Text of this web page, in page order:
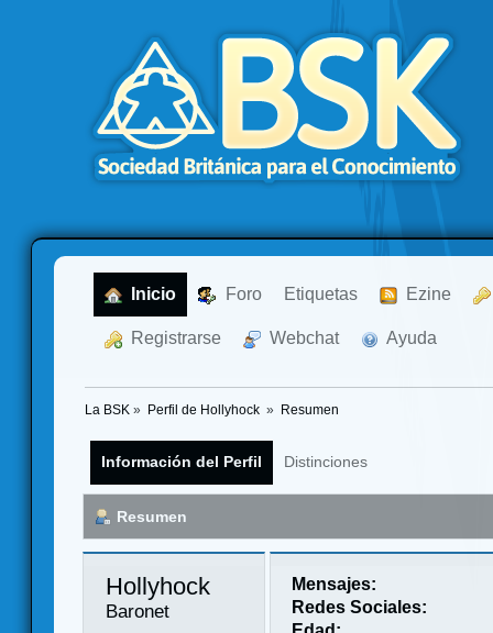
Inicio Foro Etiquetas Ezine
Registrarse Webchat Ayuda
La BSK » Perfil de Hollyhock » Resumen
Información del Perfil Distinciones
Resumen
Hollyhock
Baronet
Mensajes:
Redes Sociales: